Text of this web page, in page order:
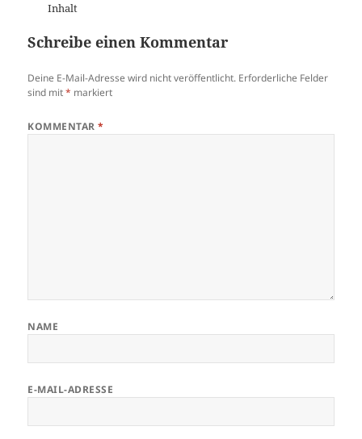
Inhalt
Schreibe einen Kommentar
Deine E-Mail-Adresse wird nicht veröffentlicht. Erforderliche Felder
sind mit* markiert
KOMMENTAR*
NAME
E-MAIL-ADRESSE